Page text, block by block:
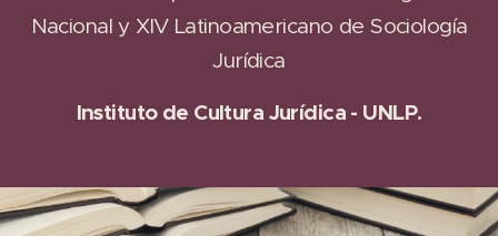
Nacional y XIV Latinoamericano de Sociología
Jurídica
Instituto de Cultura Jurídica - UNLP.